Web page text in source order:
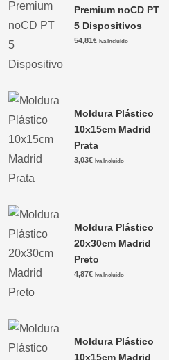
Premium noCD PT
5 Dispositivos
54,81€ Iva Incluido
Moldura Plástico
10x15cm Madrid
Prata
3,03€ Iva Incluido
Moldura Plástico
20x30cm Madrid
Preto
4,87€ Iva Incluido
Moldura Plástico
10x15cm Madrid